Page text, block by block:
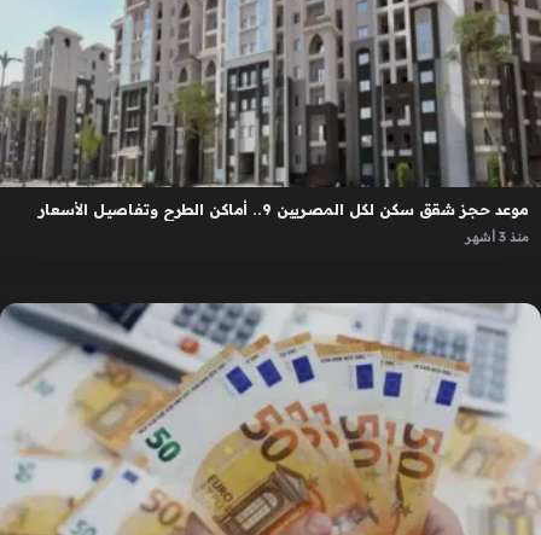
موعد حجز شقق سكن لكل المصريين 9.. أماكن الطرح وتفاصيل الأسعار
منذ 3 أشهر